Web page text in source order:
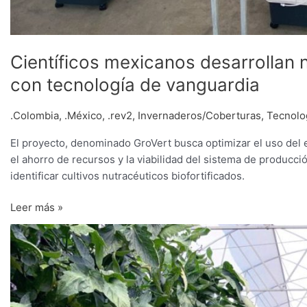
Científicos mexicanos desarrollan
con tecnología de vanguardia
.Colombia, .México, .rev2, Invernaderos/Coberturas,
El proyecto, denominado GroVert busca optimizar el uso
el ahorro de recursos y la viabilidad del sistema de
identificar cultivos nutracéuticos biofortificados.
Leer más »
Sistemas
alternativos
toman
fuerza
en